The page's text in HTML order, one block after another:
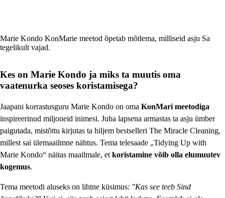
Marie Kondo KonMarie meetod õpetab mõtlema, milliseid asju Sa
tegelikult vajad.
Kes on Marie Kondo ja miks ta muutis oma
vaatenurka seoses koristamisega?
Jaapani korrastusguru Marie Kondo on oma KonMari meetodiga
inspireerinud miljoneid inimesi. Juba lapsena armastas ta asju ümber
paigutada, mistõttu kirjutas ta hiljem bestselleri The Miracle Cleaning,
millest sai ülemaailmne nähtus. Tema telesaade „Tidying Up with
Marie Kondo“ näitas maailmale, et koristamine võib olla elumuutev
kogemus.
Tema meetodi aluseks on lihtne küsimus: "Kas see teeb Sind